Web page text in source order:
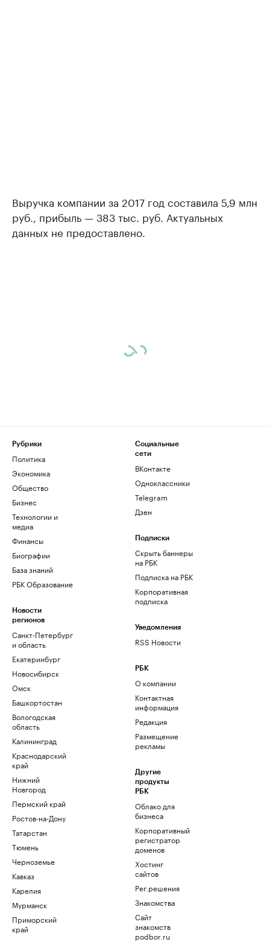
Выручка компании за 2017 год составила 5,9 млн
руб., прибыль — 383 тыс. руб. Актуальных
данных не предоставлено.
Рубрики
Политика
Экономика
Общество
Бизнес
Технологии и
медиа
Финансы
Биографии
База знаний
РБК Образование
Новости
регионов
Санкт-Петербург
и область
Екатеринбург
Новосибирск
Омск
Башкортостан
Вологодская
область
Калининград
Краснодарский
край
Нижний
Новгород
Пермский край
Ростов-на-Дону
Татарстан
Тюмень
Черноземье
Кавказ
Карелия
Мурманск
Приморский
край
Социальные
сети
ВКонтакте
Одноклассники
Telegram
Дзен
Подписки
Скрыть баннеры
на РБК
Подписка на РБК
Корпоративная
подписка
Уведомления
RSS Новости
РБК
О компании
Контактная
информация
Редакция
Размещение
рекламы
Другие
продукты
РБК
Облако для
бизнеса
Корпоративный
регистратор
доменов
Хостинг
сайтов
Рег.решения
Знакомства
Сайт
знакомств
podbor.ru